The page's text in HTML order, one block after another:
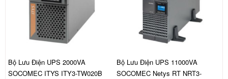
Bộ Lưu Điện UPS 2000VA
SOCOMEC ITYS ITY3-TW020B
Bộ Lưu Điện UPS 11000VA
SOCOMEC Netys RT NRT3-